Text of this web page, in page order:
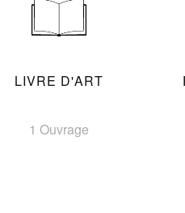
LIVRE D'ART
1 Ouvrage